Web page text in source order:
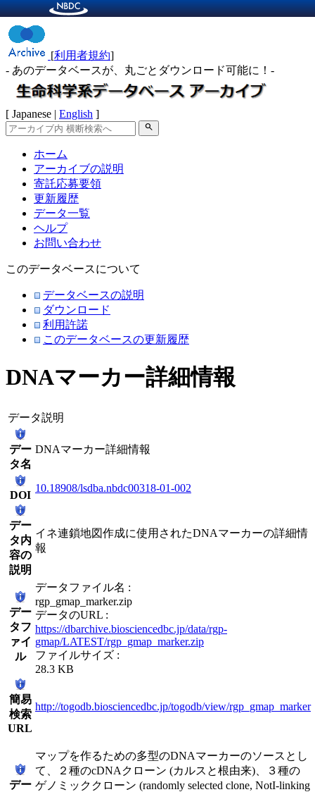
[利用者規約]
- あのデータベースが、丸ごとダウンロード可能に！-
[ Japanese | English ]
search
ホーム
アーカイブの説明
寄託応募要領
更新履歴
データ一覧
ヘルプ
お問い合わせ
このデータベースについて
データベースの説明
ダウンロード
利用許諾
このデータベースの更新履歴
DNAマーカー詳細情報
データ説明
デー
タ名
DNAマーカー詳細情報
DOI
10.18908/lsdba.nbdc00318-01-002
デー
タ内
容の
説明
イネ連鎖地図作成に使用されたDNAマーカーの詳細情
報
デー
タフ
ァイ
ル
データファイル名 :
rgp_gmap_marker.zip
データのURL :
https://dbarchive.biosciencedbc.jp/data/rgp-
gmap/LATEST/rgp_gmap_marker.zip
ファイルサイズ :
28.3 KB
簡易
検索
URL
http://togodb.biosciencedbc.jp/togodb/view/rgp_gmap_marker
デー
マップを作るための多型のDNAマーカーのソースとし
て、２種のcDNAクローン (カルスと根由来)、３種の
ゲノミッククローン (randomly selected clone, NotI-linking